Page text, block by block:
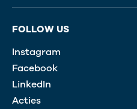
FOLLOW US
Instagram
Facebook
LinkedIn
Acties